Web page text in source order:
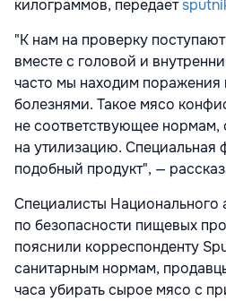
килограммов, передает
"К нам на проверку
вместе с головой и
часто мы находим поражения
болезнями. Такое мясо
не соответствующее нормам,
на утилизацию. Специальная
подобный продукт", —
Специалисты Национального
по безопасности пищевых
пояснили корреспонденту
санитарным нормам,
часа убирать сырое мясо с